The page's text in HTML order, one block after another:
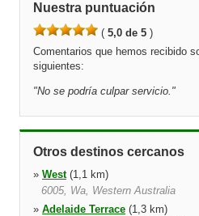
Nuestra puntuación
( 5,0 de 5 )
Comentarios que hemos recibido
siguientes:
"No se podría culpar servicio. "
Otros destinos cercanos
» West(1,1 km)
6005, Wa, Western Australia
» Adelaide Terrace (1,3 km)